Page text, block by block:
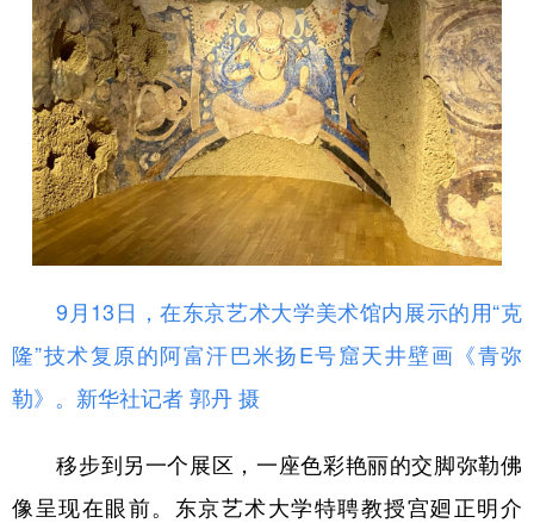
9月13日，在东京艺术大学美术馆内展示的用“克
隆”技术复原的阿富汗巴米扬E号窟天井壁画《青弥
勒》。新华社记者 郭丹 摄
移步到另一个展区，一座色彩艳丽的交脚弥勒佛
像呈现在眼前。东京艺术大学特聘教授宫廻正明介